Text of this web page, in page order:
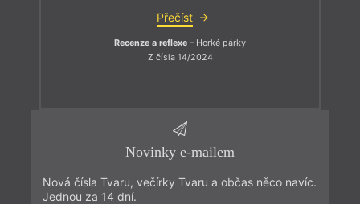
Přečíst
Recenze a reflexe – Horké párky
Z čísla 14/2024
Novinky e-mailem
Nová čísla Tvaru, večírky Tvaru a občas něco navíc.
Jednou za 14 dní.